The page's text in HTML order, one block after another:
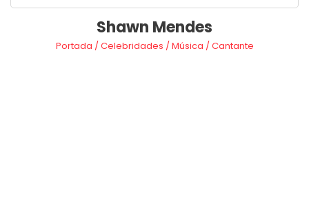
Shawn Mendes
Portada /Celebridades /Música /Cantante